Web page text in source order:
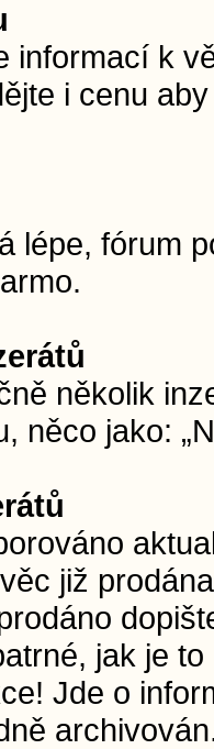
informací k
i cenu
lépe, fórum
několik
něco jako:
již
jak je
Jde o